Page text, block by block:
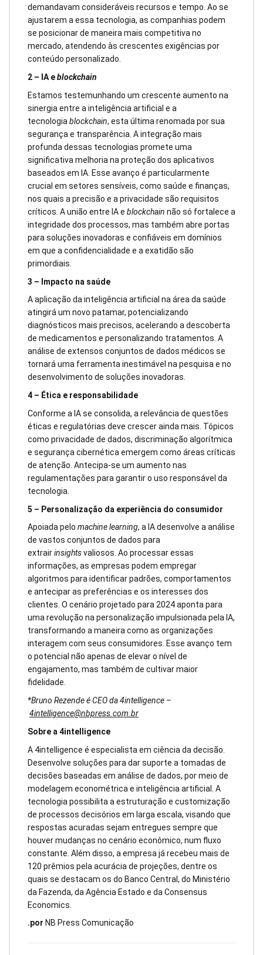
demandavam consideráveis recursos e tempo. Ao se
ajustarem a essa tecnologia, as companhias podem
se posicionar de maneira mais competitiva no
mercado, atendendo às crescentes exigências por
conteúdo personalizado.
2 – IA eblockchain
Estamos testemunhando um crescente aumento na
sinergia entre a inteligência artificial e a
tecnologia blockchain, esta última renomada por sua
segurança e transparência. A integração mais
profunda dessas tecnologias promete uma
significativa melhoria na proteção dos aplicativos
baseados em IA. Esse avanço é particularmente
crucial em setores sensíveis, como saúde e finanças,
nos quais a precisão e a privacidade são requisitos
críticos. A união entre IA e blockchain não só fortalece a
integridade dos processos, mas também abre portas
para soluções inovadoras e confiáveis em domínios
em que a confidencialidade e a exatidão são
primordiais.
3 – Impacto na saúde
A aplicação da inteligência artificial na área da saúde
atingirá um novo patamar, potencializando
diagnósticos mais precisos, acelerando a descoberta
de medicamentos e personalizando tratamentos. A
análise de extensos conjuntos de dados médicos se
tornará uma ferramenta inestimável na pesquisa e no
desenvolvimento de soluções inovadoras.
4 – Ética e responsabilidade
Conforme a IA se consolida, a relevância de questões
éticas e regulatórias deve crescer ainda mais. Tópicos
como privacidade de dados, discriminação algorítmica
e segurança cibernética emergem como áreas críticas
de atenção. Antecipa-se um aumento nas
regulamentações para garantir o uso responsável da
tecnologia.
5 – Personalização da experiência do consumidor
Apoiada pelo machine learning, a IA desenvolve a análise
de vastos conjuntos de dados para
extrairinsightsvaliosos. Ao processar essas
informações, as empresas podem empregar
algoritmos para identificar padrões, comportamentos
e antecipar as preferências e os interesses dos
clientes. O cenário projetado para 2024 aponta para
uma revolução na personalização impulsionada pela IA,
transformando a maneira como as organizações
interagem com seus consumidores. Esse avanço tem
o potencial não apenas de elevar o nível de
engajamento, mas também de cultivar maior
fidelidade.
*Bruno Rezende é CEO da 4intelligence –
4intelligence@nbpress.com.br
Sobre a 4intelligence
A 4intelligence é especialista em ciência da decisão.
Desenvolve soluções para dar suporte a tomadas de
decisões baseadas em análise de dados, por meio de
modelagem econométrica e inteligência artificial. A
tecnologia possibilita a estruturação e customização
de processos decisórios em larga escala, visando que
respostas acuradas sejam entregues sempre que
houver mudanças no cenário econômico, num fluxo
constante. Além disso, a empresa já recebeu mais de
120 prêmios pela acurácia de projeções, dentre os
quais se destacam os do Banco Central, do Ministério
da Fazenda, da Agência Estado e da Consensus
Economics.
.por NB Press Comunicação